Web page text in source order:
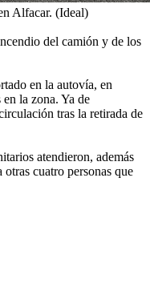
Alfacar. (Ideal)
del camión y de los
en la autovía, en
la zona. Ya de
tras la retirada de
atendieron, además
cuatro personas que